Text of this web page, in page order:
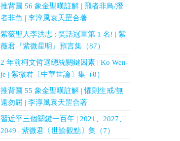
推背圖 56 象金聖嘆註解 | 飛者非鳥/潛
者非魚 | 李淳風袁天罡合著
紫薇聖人李洪志 : 笑話冠軍第 1 名! | 紫
薇君『紫微星明』預言集（87）
2 年前柯文哲選總統關鍵因素 | Ko Wen-
je | 紫微君〔中華世論〕集（8）
推背圖 55 象金聖嘆註解 | 懼則生戒/無
遠勿屆 | 李淳風袁天罡合著
習近平三個關鍵一百年 | 2021、2027、
2049 | 紫微君〔世論觀點〕集（7）